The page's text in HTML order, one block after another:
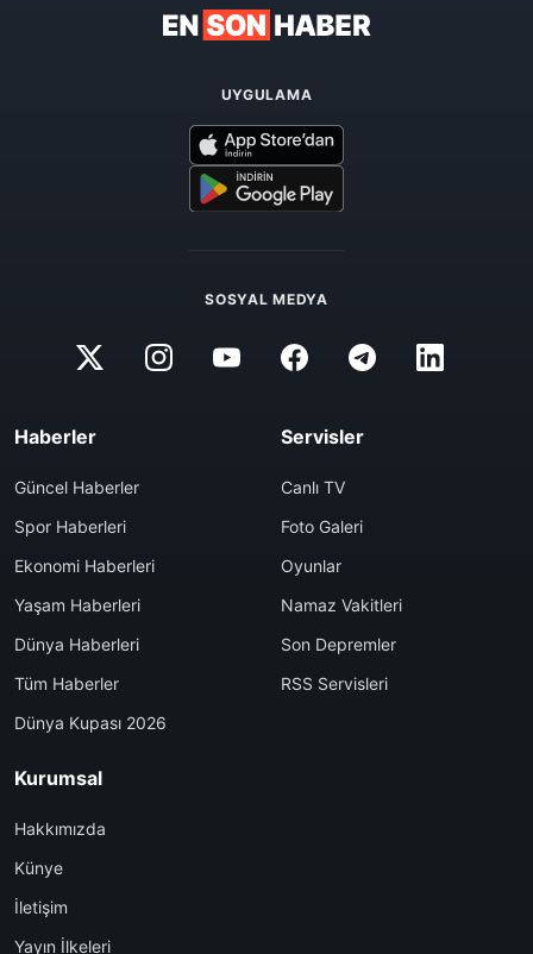
UYGULAMA
SOSYAL MEDYA
Haberler
Güncel Haberler
Spor Haberleri
Ekonomi Haberleri
Yaşam Haberleri
Dünya Haberleri
Tüm Haberler
Dünya Kupası 2026
Servisler
Canlı TV
Foto Galeri
Oyunlar
Namaz Vakitleri
Son Depremler
RSS Servisleri
Kurumsal
Hakkımızda
Künye
İletişim
Yayın İlkeleri